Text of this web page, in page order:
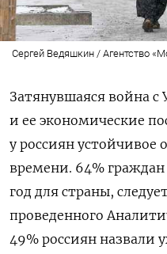
Сергей Ведяшкин / Агентство
Затянувшаяся война с
и ее экономические
у россиян
времени. 64%
год для страны,
проведенного
49% россиян назвали